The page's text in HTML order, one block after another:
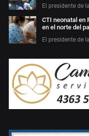
El presidente de
CTI neonatal en
en el norte del
El presidente de